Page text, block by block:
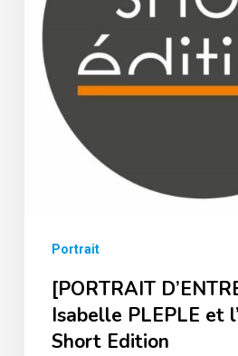
l’entreprise
Short
Edition
Portrait
[PORTRAIT
Isabelle PLEPLE et
Short Edition